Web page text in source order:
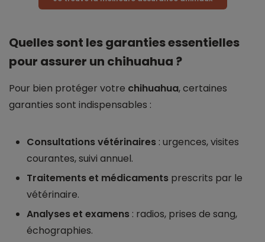
Quelles sont les garanties essentielles
pour assurer un chihuahua ?
Pour bien protéger votre chihuahua, certaines
garanties sont indispensables :
Consultations vétérinaires : urgences, visites
courantes, suivi annuel.
Traitements et médicaments prescrits par le
vétérinaire.
Analyses et examens : radios, prises de sang,
échographies.